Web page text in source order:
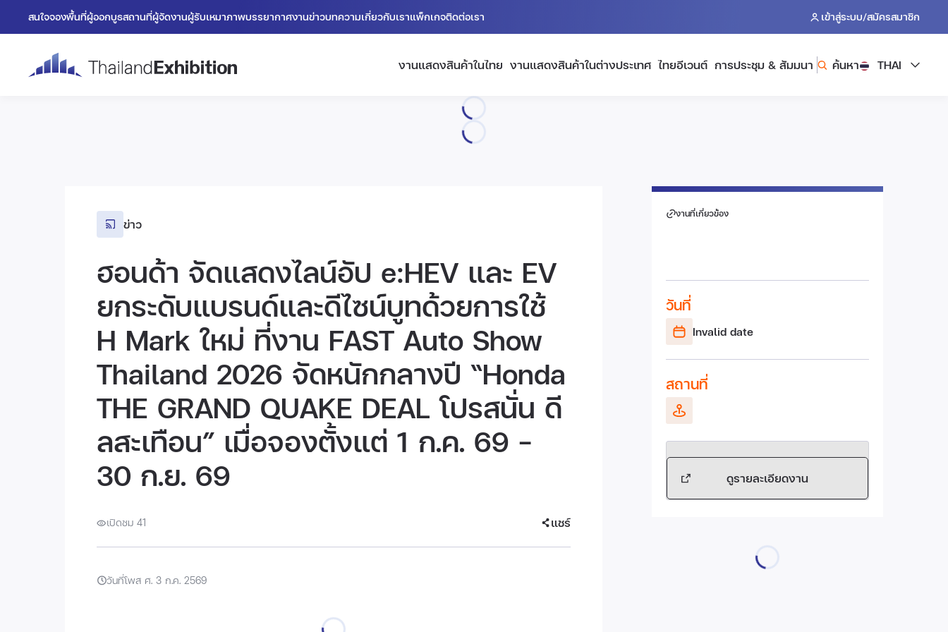
สนใจจองพื้นที่ผู้ออกบูธสถานที่ผู้จัดงานผู้รับเหมาภาพบรรยากาศงานข่าวบทความเกี่ยวกับเราแพ็กเกจติดต่อเรา เข้าสู่ระบบ/สมัครสมาชิก
งานแสดงสินค้าในไทย งานแสดงสินค้าในต่างประเทศ ไทยอีเวนต์ การประชุม & สัมมนา ค้นหา THAI
ข่าว
ฮอนด้า จัดแสดงไลน์อัป e:HEV และ EV
ยกระดับแบรนด์และดีไซน์บูทด้วยการใช้
H Mark ใหม่ ที่งาน FAST Auto Show
Thailand 2026 จัดหนักกลางปี “Honda
THE GRAND QUAKE DEAL โปรสนั่น ดี
ลสะเทือน” เมื่อจองตั้งแต่ 1 ก.ค. 69 –
30 ก.ย. 69
เปิดชม 41 แชร์
วันที่โพส ศ. 3 ก.ค. 2569
งานที่เกี่ยวข้อง
วันที่
Invalid date
สถานที่
ดูรายละเอียดงาน